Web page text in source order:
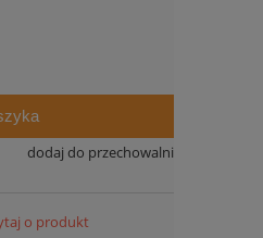
dodaj do przechowalni
o produkt